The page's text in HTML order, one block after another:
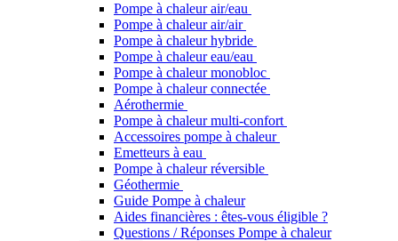
Pompe à chaleur air/eau
Pompe à chaleur air/air
Pompe à chaleur hybride
Pompe à chaleur​ eau/eau
Pompe à chaleur monobloc
Pompe à chaleur connectée
Aérothermie
Pompe à chaleur multi-confort
Accessoires pompe à chaleur
Emetteurs à eau
Pompe à chaleur réversible
Géothermie
Guide Pompe à chaleur
Aides financières : êtes-vous éligible ?
Questions / Réponses Pompe à chaleur